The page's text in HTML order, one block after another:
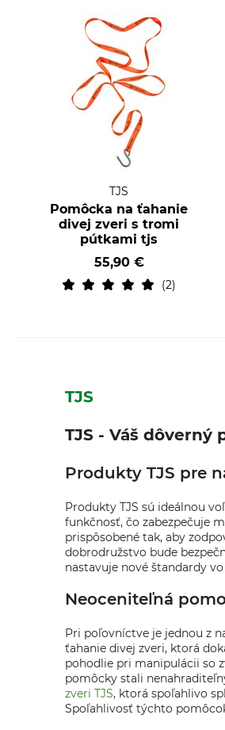
TJS
Pomôcka na ťahanie
divej zveri s tromi
pútkami tjs
55,90 €
2
TJS
TJS - Váš
Produkty TJS pre
Produkty TJS sú ideálnou
funkčnosť, čo zabezpečuje
prispôsobené tak, aby
dobrodružstvo bude
nastavuje nové štandardy
Neoceniteľná
Pri poľovníctve je jednou z
ťahanie divej zveri, ktorá
pohodlie pri manipulácii so
pomôcky stali
zveri TJS, ktorá spoľahlivo
Spoľahlivosť týchto